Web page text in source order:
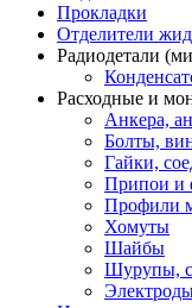
Прокладки
Отделители
Радиодетали
Расходные и
Анкера,
Болты,
Гайки,
Припои и
Профили
Хомуты
Шайбы
Шурупы,